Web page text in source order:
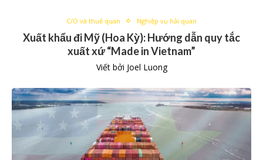
C/O và thuế quan Nghiệp vụ hải quan
Xuất khẩu đi Mỹ (Hoa Kỳ): Hướng dẫn quy tắc
xuất xứ “Made in Vietnam”
Viết bởi Joel Luong